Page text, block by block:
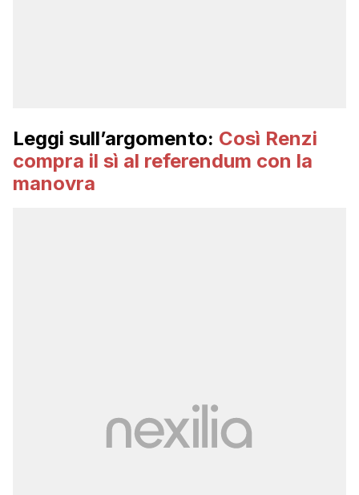
Leggi sull’argomento: Così Renzi
compra il sì al referendum con la
manovra